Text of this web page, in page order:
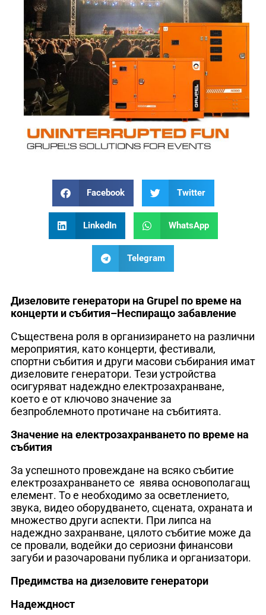
Facebook Twitter
LinkedIn WhatsApp
Telegram
Дизеловите генератори на Grupel по време на
концерти и събития–Неспиращо забавление
Съществена роля в организирането на различни
мероприятия, като концерти, фестивали,
спортни събития и други масови събирания имат
дизеловите генератори. Тези устройства
осигуряват надеждно електрозахранване,
което е от ключово значение за
безпроблемното протичане на събитията.
Значение на електрозахранването по време на
събития
За успешното провеждане на всяко събитие
електрозахранването се явява основополагащ
елемент. То е необходимо за осветлението,
звука, видео оборудването, сцената, охраната и
множество други аспекти. При липса на
надеждно захранване, цялото събитие може да
се провали, водейки до сериозни финансови
загуби и разочаровани публика и организатори.
Предимства на дизеловите генератори
Надеждност